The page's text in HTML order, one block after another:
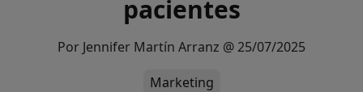
pacientes
Por Jennifer Martín Arranz @25/07/2025
Marketing